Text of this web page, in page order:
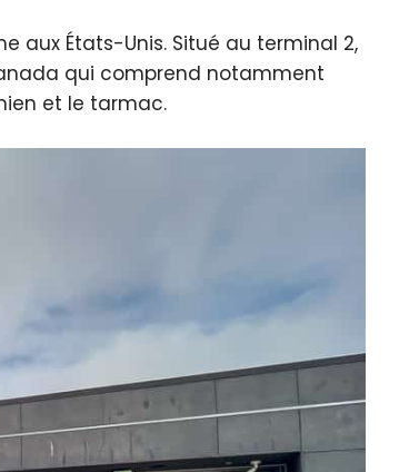
aux États-Unis. Situé au terminal 2,
qui comprend notamment
et le tarmac.